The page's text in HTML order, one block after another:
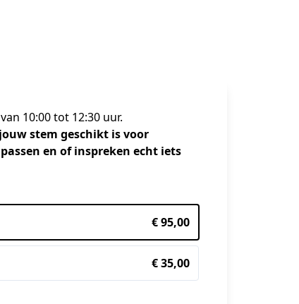
10:00 tot 12:30 uur.
stem geschikt is voor
en of inspreken echt iets
€ 95,00
€ 35,00